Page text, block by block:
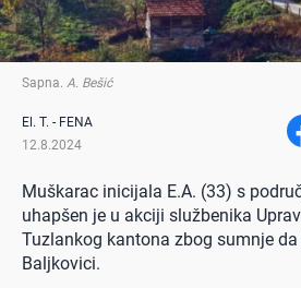
Sapna A. Bešić
El. T. - FENA
12.8.2024
Muškarac inicijala E.A. (33) s
uhapšen je u akciji službenika
Tuzlankog kantona zbog sumnje
Baljkovici.